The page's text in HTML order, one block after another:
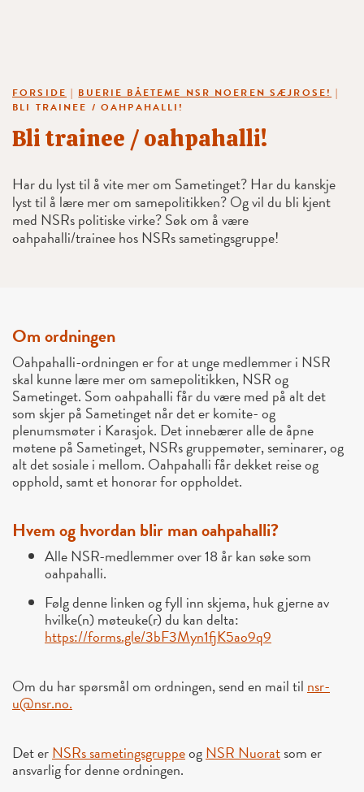
FORSIDE | BUERIE BÅETEME NSR NOEREN SÆJROSE! |
BLI TRAINEE / OAHPAHALLI!
Bli trainee / oahpahalli!
Har du lyst til å vite mer om Sametinget? Har du kanskje
lyst til å lære mer om samepolitikken? Og vil du bli kjent
med NSRs politiske virke? Søk om å være
oahpahalli/trainee hos NSRs sametingsgruppe!
Om ordningen
Oahpahalli-ordningen er for at unge medlemmer i NSR
skal kunne lære mer om samepolitikken, NSR og
Sametinget. Som oahpahalli får du være med på alt det
som skjer på Sametinget når det er komite- og
plenumsmøter i Karasjok. Det innebærer alle de åpne
møtene på Sametinget, NSRs gruppemøter, seminarer, og
alt det sosiale i mellom. Oahpahalli får dekket reise og
opphold, samt et honorar for oppholdet.
Hvem og hvordan blir man oahpahalli?
Alle NSR-medlemmer over 18 år kan søke som
oahpahalli.
Følg denne linken og fyll inn skjema, huk gjerne av
hvilke(n) møteuke(r) du kan delta:
https://forms.gle/3bF3Myn1fjK5ao9q9
Om du har spørsmål om ordningen, send en mail til nsr-
u@nsr.no.
Det erNSRs sametingsgruppeogNSR Nuoratsom er
ansvarlig for denne ordningen.